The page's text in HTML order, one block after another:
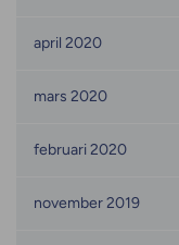
april 2020
mars 2020
februari 2020
november 2019